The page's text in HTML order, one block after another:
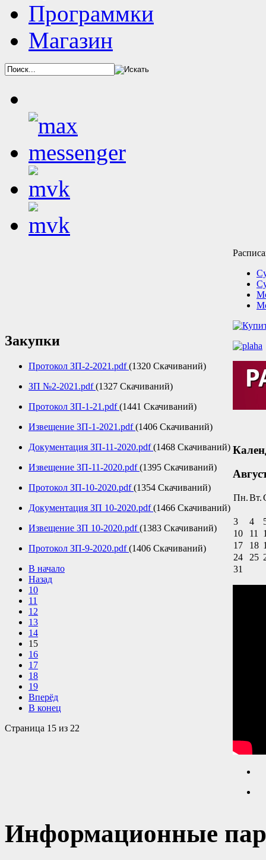
Программки
Магазин
Закупки
Протокол ЗП-2-2021.pdf(1320 Скачиваний)
ЗП №2-2021.pdf(1327 Скачиваний)
Протокол ЗП-1-21.pdf(1441 Скачиваний)
Извещение ЗП-1-2021.pdf(1406 Скачиваний)
Документация ЗП-11-2020.pdf(1468 Скачиваний)
Извещение ЗП-11-2020.pdf(1395 Скачиваний)
Протокол ЗП-10-2020.pdf(1354 Скачиваний)
Документация ЗП 10-2020.pdf(1466 Скачиваний)
Извещение ЗП 10-2020.pdf(1383 Скачиваний)
Протокол ЗП-9-2020.pdf(1406 Скачиваний)
В начало
Назад
10
11
12
13
14
15
16
17
18
19
Вперёд
В конец
Страница 15 из 22
Пн.Вт.
3 4
10
11
17
18
24
25
31
Информационные